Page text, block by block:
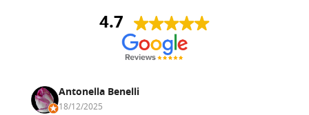
4.7
Antonella Benelli
18/12/2025